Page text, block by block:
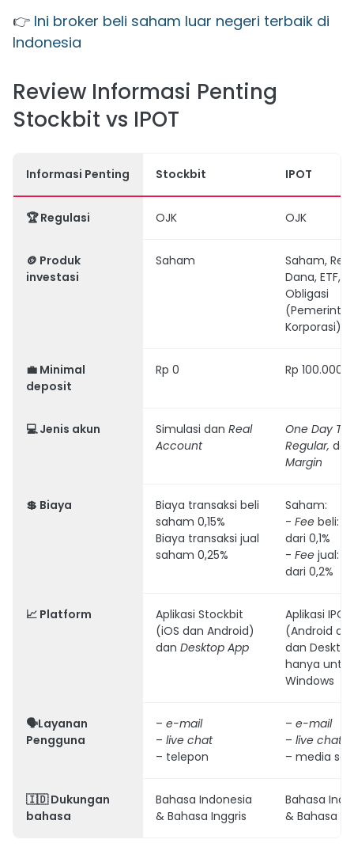
👉 Ini broker beli saham luar negeri terbaik di
Indonesia
Review Informasi Penting
Stockbit vs IPOT
Informasi Penting Stockbit IPOT
🏆Regulasi OJK OJK
🪙 Produk
investasi
Saham
Saham,
Dana, ETF,
Obligasi
Korporasi)
💼 Minimal
deposit
Rp 0 Rp 100.000
💻Jenis akun Simulasi dan Real
Account
One Day
Regular, dan
Margin
💲 Biaya
Biaya transaksi beli
saham 0,15%
Biaya transaksi jual
saham 0,25%
Saham:
- Fee beli:
dari 0,1%
- Fee jual:
dari 0,2%
📈 Platform
Aplikasi Stockbit
(iOS dan Android)
dan Desktop App
Aplikasi IPOT
(Android
dan Desktop
hanya untuk
Windows
🗣️Layanan
Pengguna
– e-mail
– live chat
– telepon
– e-mail
– live chat
– media
🇮🇩Dukungan
bahasa
Bahasa Indonesia
& Bahasa Inggris
Bahasa
& Bahasa